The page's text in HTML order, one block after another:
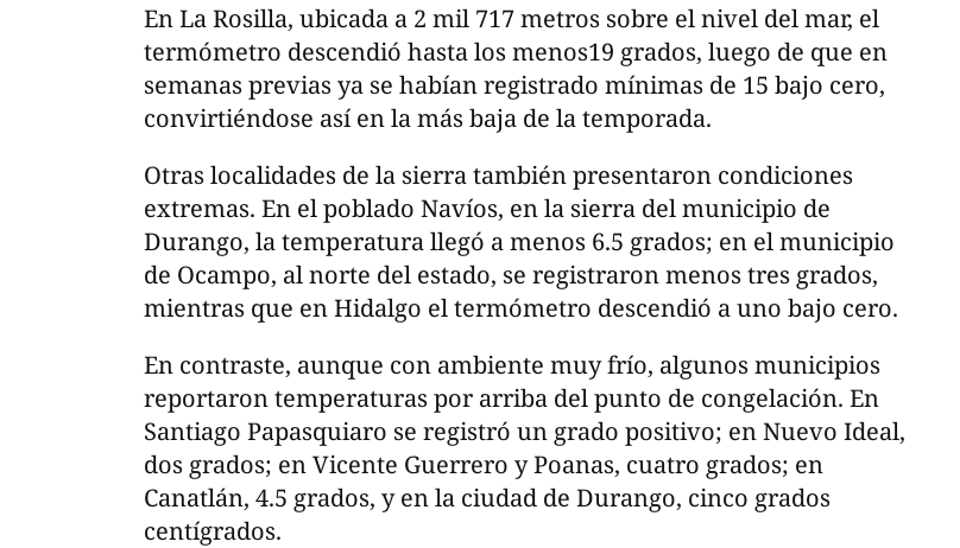
En La Rosilla, ubicada a 2 mil 717 metros sobre el nivel del mar, el
termómetro descendió hasta los menos19 grados, luego de que en
semanas previas ya se habían registrado mínimas de 15 bajo cero,
convirtiéndose así en la más baja de la temporada.
Otras localidades de la sierra también presentaron condiciones
extremas. En el poblado Navíos, en la sierra del municipio de
Durango, la temperatura llegó a menos 6.5 grados; en el municipio
de Ocampo, al norte del estado, se registraron menos tres grados,
mientras que en Hidalgo el termómetro descendió a uno bajo cero.
En contraste, aunque con ambiente muy frío, algunos municipios
reportaron temperaturas por arriba del punto de congelación. En
Santiago Papasquiaro se registró un grado positivo; en Nuevo Ideal,
dos grados; en Vicente Guerrero y Poanas, cuatro grados; en
Canatlán, 4.5 grados, y en la ciudad de Durango, cinco grados
centígrados.